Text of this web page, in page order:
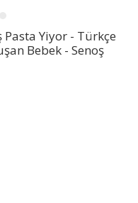
Pasta Yiyor - Türkçe
Bebek - Senoş